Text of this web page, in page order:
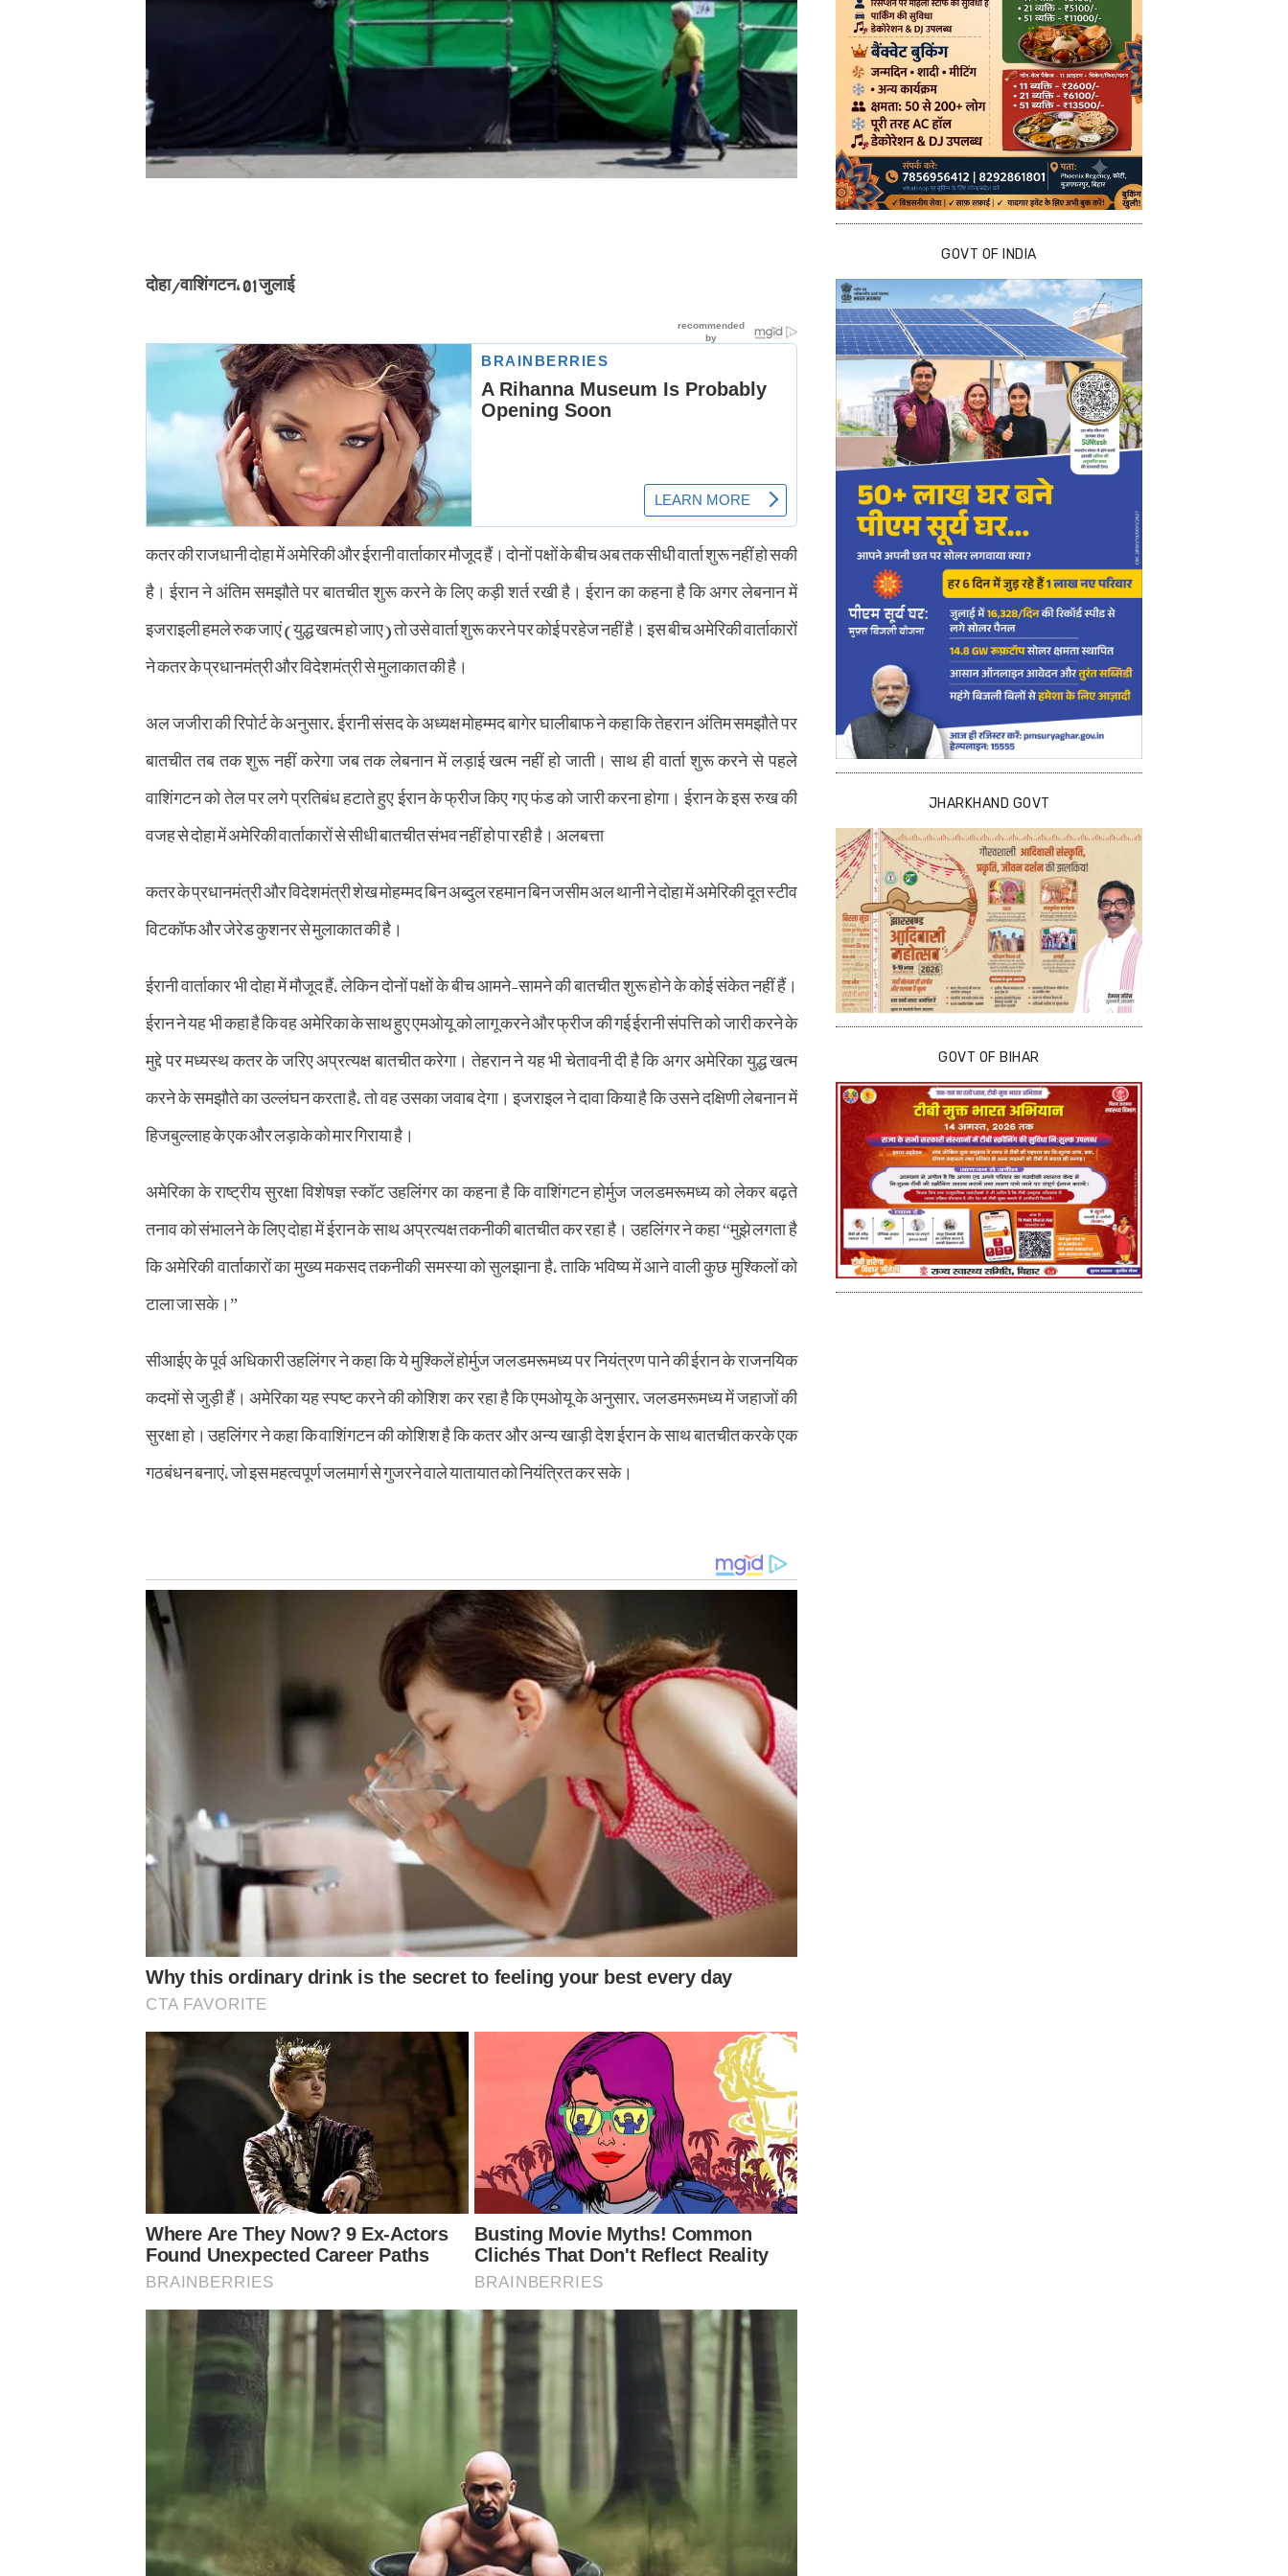
दोहा/वाशिंगटन, 01 जुलाई
कतर की राजधानी दोहा में अमेरिकी और ईरानी वार्ताकार मौजूद हैं। दोनों पक्षों के बीच अब तक सीधी वार्ता शुरू नहीं हो सकी
है। ईरान ने अंतिम समझौते पर बातचीत शुरू करने के लिए कड़ी शर्त रखी है। ईरान का कहना है कि अगर लेबनान में
इजराइली हमले रुक जाएं (युद्ध खत्म हो जाए) तो उसे वार्ता शुरू करने पर कोई परहेज नहीं है। इस बीच अमेरिकी वार्ताकारों
ने कतर के प्रधानमंत्री और विदेशमंत्री से मुलाकात की है।
अल जजीरा की रिपोर्ट के अनुसार, ईरानी संसद के अध्यक्ष मोहम्मद बागेर घालीबाफ ने कहा कि तेहरान अंतिम समझौते पर
बातचीत तब तक शुरू नहीं करेगा जब तक लेबनान में लड़ाई खत्म नहीं हो जाती। साथ ही वार्ता शुरू करने से पहले
वाशिंगटन को तेल पर लगे प्रतिबंध हटाते हुए ईरान के फ्रीज किए गए फंड को जारी करना होगा। ईरान के इस रुख की
वजह से दोहा में अमेरिकी वार्ताकारों से सीधी बातचीत संभव नहीं हो पा रही है। अलबत्ता
कतर के प्रधानमंत्री और विदेशमंत्री शेख मोहम्मद बिन अब्दुल रहमान बिन जसीम अल थानी ने दोहा में अमेरिकी दूत स्टीव
विटकॉफ और जेरेड कुशनर से मुलाकात की है।
ईरानी वार्ताकार भी दोहा में मौजूद हैं, लेकिन दोनों पक्षों के बीच आमने-सामने की बातचीत शुरू होने के कोई संकेत नहीं हैं।
ईरान ने यह भी कहा है कि वह अमेरिका के साथ हुए एमओयू को लागू करने और फ्रीज की गई ईरानी संपत्ति को जारी करने के
मुद्दे पर मध्यस्थ कतर के जरिए अप्रत्यक्ष बातचीत करेगा। तेहरान ने यह भी चेतावनी दी है कि अगर अमेरिका युद्ध खत्म
करने के समझौते का उल्लंघन करता है, तो वह उसका जवाब देगा। इजराइल ने दावा किया है कि उसने दक्षिणी लेबनान में
हिजबुल्लाह के एक और लड़ाके को मार गिराया है।
अमेरिका के राष्ट्रीय सुरक्षा विशेषज्ञ स्कॉट उहलिंगर का कहना है कि वाशिंगटन होर्मुज जलडमरूमध्य को लेकर बढ़ते
तनाव को संभालने के लिए दोहा में ईरान के साथ अप्रत्यक्ष तकनीकी बातचीत कर रहा है। उहलिंगर ने कहा “मुझे लगता है
कि अमेरिकी वार्ताकारों का मुख्य मकसद तकनीकी समस्या को सुलझाना है, ताकि भविष्य में आने वाली कुछ मुश्किलों को
टाला जा सके।”
सीआईए के पूर्व अधिकारी उहलिंगर ने कहा कि ये मुश्किलें होर्मुज जलडमरूमध्य पर नियंत्रण पाने की ईरान के राजनयिक
कदमों से जुड़ी हैं। अमेरिका यह स्पष्ट करने की कोशिश कर रहा है कि एमओयू के अनुसार, जलडमरूमध्य में जहाजों की
सुरक्षा हो। उहलिंगर ने कहा कि वाशिंगटन की कोशिश है कि कतर और अन्य खाड़ी देश ईरान के साथ बातचीत करके एक
गठबंधन बनाएं, जो इस महत्वपूर्ण जलमार्ग से गुजरने वाले यातायात को नियंत्रित कर सके।
GOVT OF INDIA
JHARKHAND GOVT
GOVT OF BIHAR